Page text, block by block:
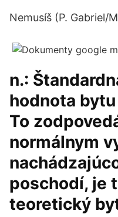
Nemusíš (P. Gabriel/
n.:
hodnota
To
normálnym
poschodí, je
teoretický